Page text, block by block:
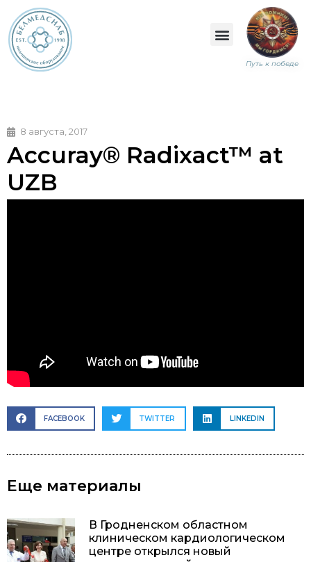
Путь к победе
8 августа, 2017
Accuray® Radixact™ at
UZB
FACEBOOK TWITTER LINKEDIN
Еще материалы
В Гродненском областном
клиническом кардиологическом
центре открылся новый